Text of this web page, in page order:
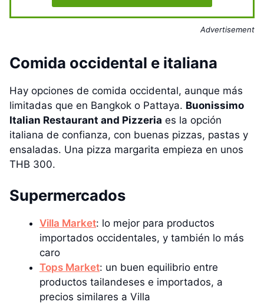
Advertisement
Comida occidental e italiana
Hay opciones de comida occidental, aunque más
limitadas que en Bangkok o Pattaya. Buonissimo
Italian Restaurant and Pizzeria es la opción
italiana de confianza, con buenas pizzas, pastas y
ensaladas. Una pizza margarita empieza en unos
THB 300.
Supermercados
Villa Market: lo mejor para productos
importados occidentales, y también lo más
caro
Tops Market: un buen equilibrio entre
productos tailandeses e importados, a
precios similares a Villa